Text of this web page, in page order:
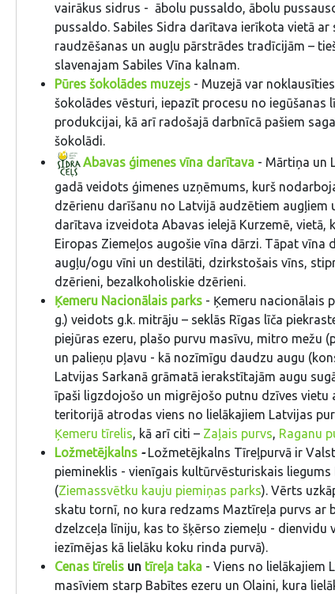
vairākus sidrus - ābolu pussaldo, ābolu
pussaldo. Sabiles Sidra darītava ierīkota vietā ar
raudzēšanas un augļu pārstrādes tradīcijām –
slavenajam Sabiles Vīna kalnam.
Pūres šokolādes muzejs - Muzejā var
šokolādes vēsturi, iepazīt procesu no iegūšanas
produkcijai, kā arī radošajā darbnīcā pašiem
šokolādi.
Abavas ģimenes vīna darītava - Mārtiņa un
gadā veidots ģimenes uzņēmums, kurš
dzērienu darīšanu no Latvijā audzētiem augļiem
darītava izveidota Abavas ielejā Kurzemē, vietā,
Eiropas Ziemeļos augošie vīna dārzi. Tāpat vīna
augļu/ogu vīni un destilāti, dzirkstošais vīns,
dzērieni, bezalkoholiskie dzērieni.
Ķemeru Nacionālais parks - Ķemeru nacionālais
g.) veidots g.k. mitrāju – seklās Rīgas līča
piejūras ezeru, plašo purvu masīvu, mitro mežu
un palieņu pļavu - kā nozīmīgu daudzu augu
Latvijas Sarkanā grāmatā ierakstītajām augu
īpaši ligzdojošo un migrējošo putnu dzīves vietu
teritorijā atrodas viens no lielākajiem Latvijas
Ķemeru tīrelis, kā arī citi – Zaļais purvs, Raganu
Ložmetējkalns -Ložmetējkalns Tīreļpurvā ir
piemineklis - vienīgais kultūrvēsturiskais liegums
(Ziemassvētku kauju piemiņas parks). Vērts
skatu tornī, no kura redzams Maztīreļa purvs ar
dzelzceļa līniju, kas to šķērso ziemeļu - dienvidu
iezīmējas kā lielāku koku rinda purvā).
Cenas tīrelis un tīreļa taka - Viens no lielākajiem
masīviem starp Babītes ezeru un Olaini, kura